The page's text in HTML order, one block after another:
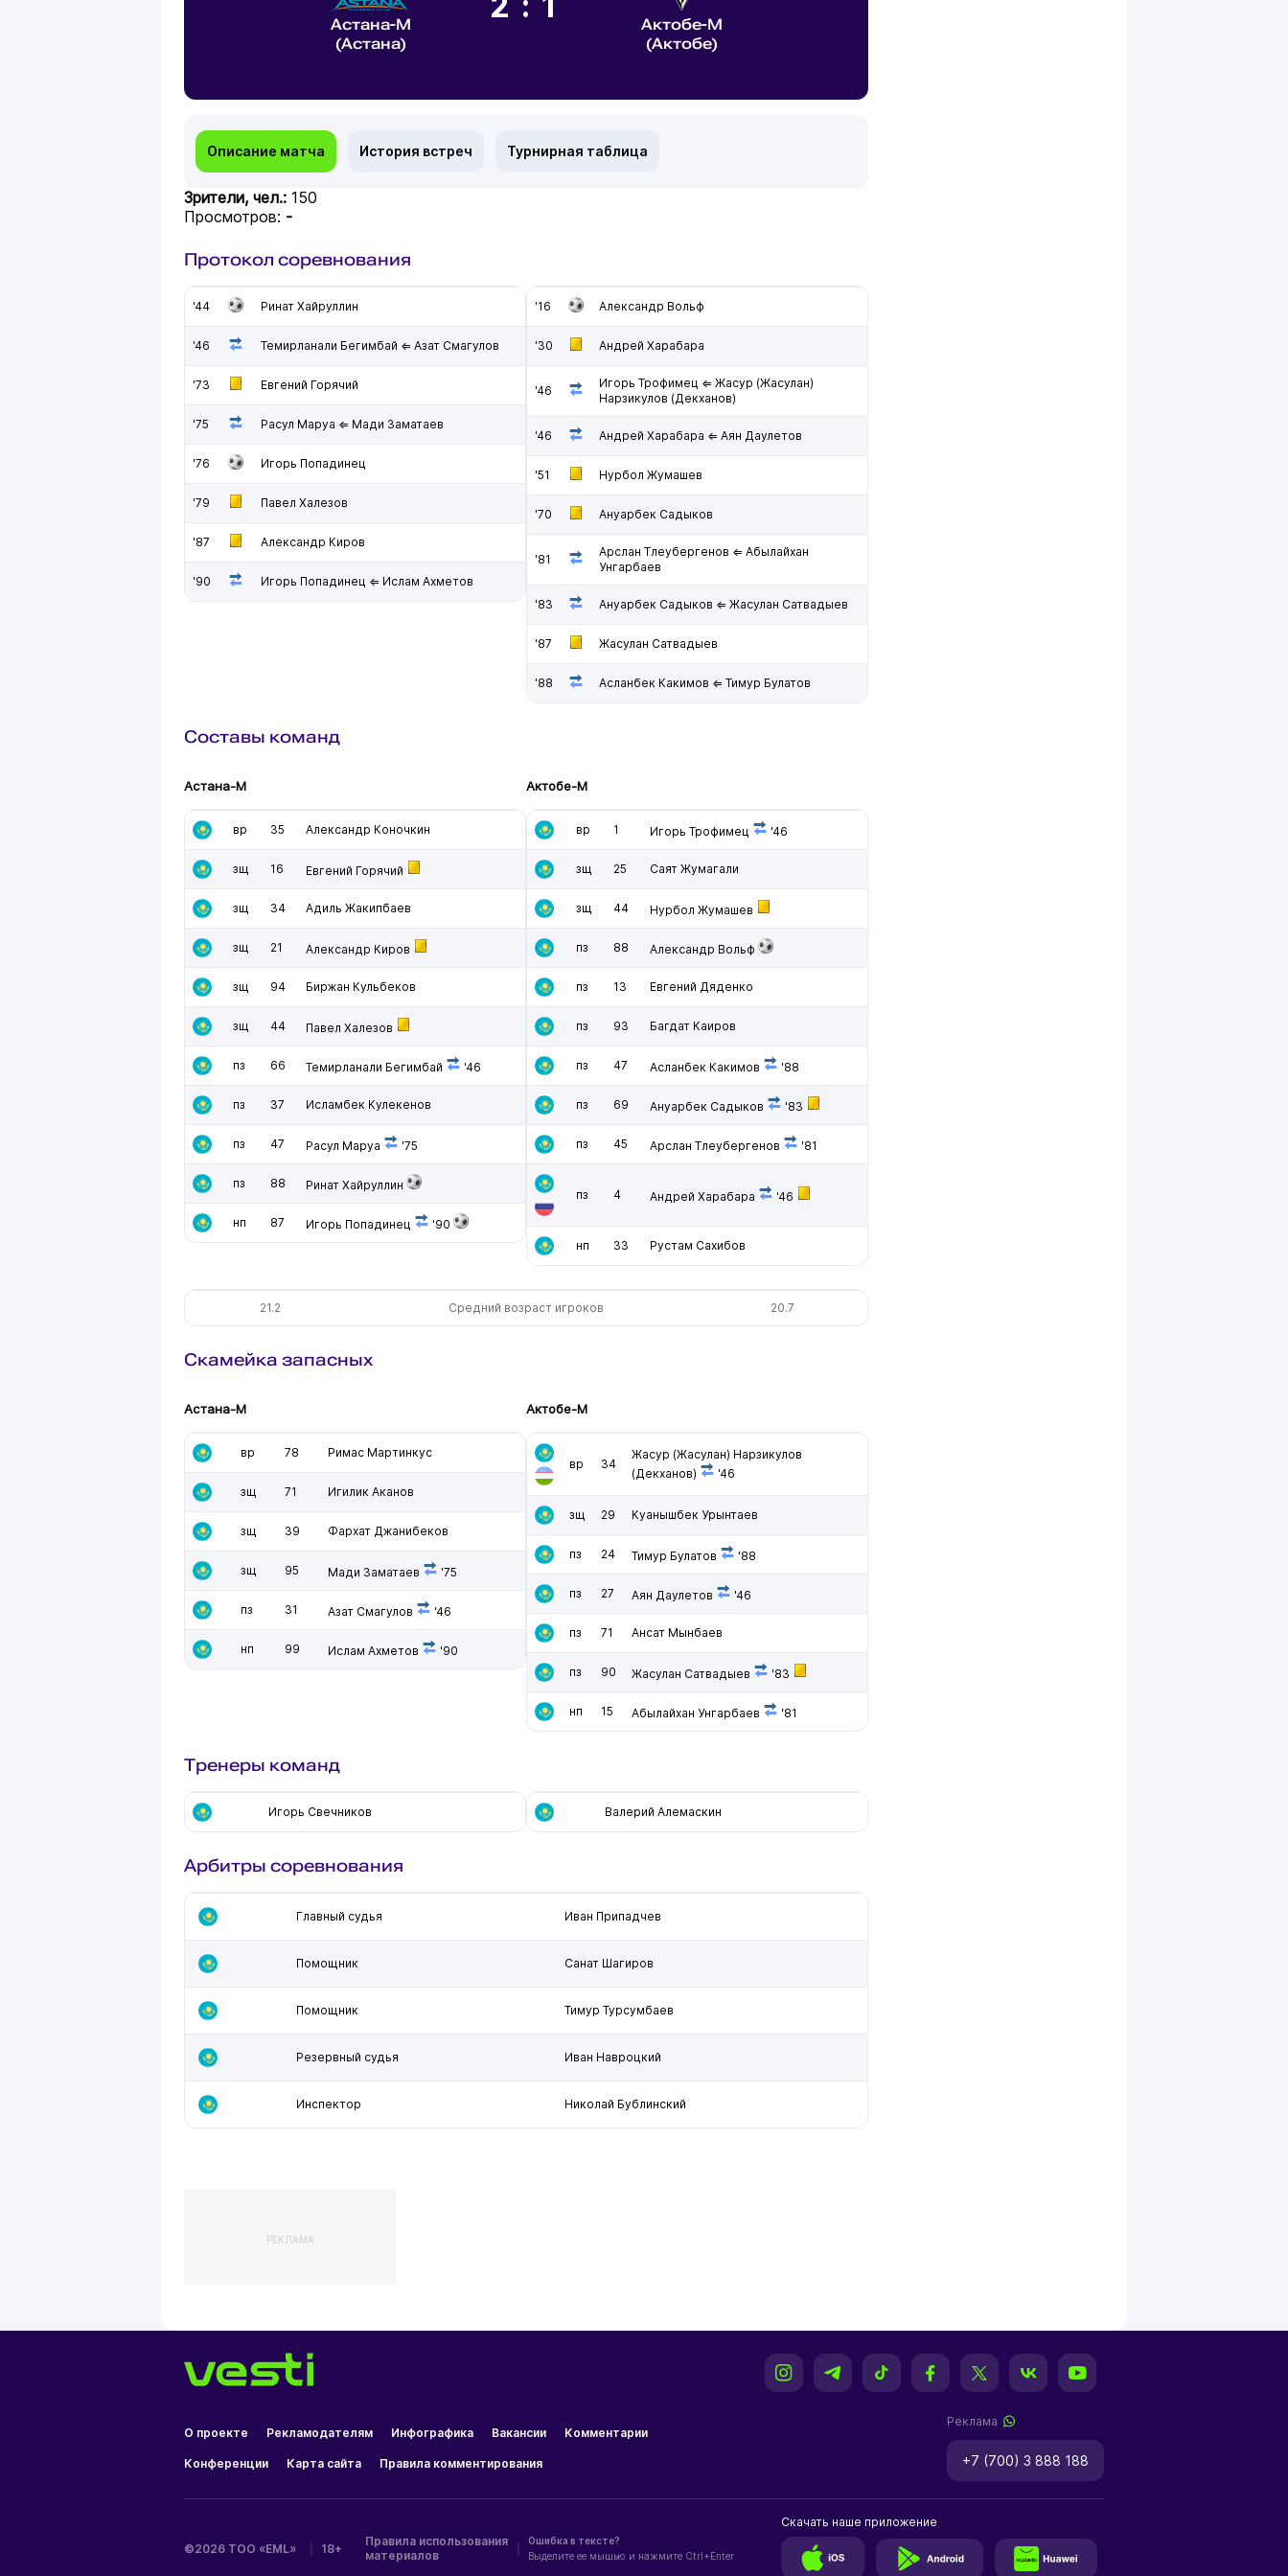
Астана-М
(Астана)
Актобе-М
(Актобе)
Описание матча История встреч Турнирная таблица
Зрители, чел.: 150
Просмотров: -
Протокол соревнования
'44 Ринат Хайруллин
'46 Темирланали Бегимбай ⇐ Азат Смагулов
'73 Евгений Горячий
'75 Расул Маруа ⇐ Мади Заматаев
'76 Игорь Попадинец
'79 Павел Халезов
'87 Александр Киров
'90 Игорь Попадинец ⇐ Ислам Ахметов
'16 Александр Вольф
'30 Андрей Харабара
'46
Игорь Трофимец ⇐ Жасур (Жасулан)
Нарзикулов (Декханов)
'46 Андрей Харабара ⇐ Аян Даулетов
'51 Нурбол Жумашев
'70 Ануарбек Садыков
'81
Арслан Тлеубергенов ⇐ Абылайхан
Унгарбаев
'83 Ануарбек Садыков ⇐ Жасулан Сатвадыев
'87 Жасулан Сатвадыев
'88 Асланбек Какимов ⇐ Тимур Булатов
Составы команд
Астана-М
вр 35 Александр Коночкин
зщ 16 Евгений Горячий
зщ 34 Адиль Жакипбаев
зщ 21 Александр Киров
зщ 94 Биржан Кульбеков
зщ 44 Павел Халезов
пз 66 Темирланали Бегимбай '46
пз 37 Исламбек Кулекенов
пз 47 Расул Маруа '75
пз 88 Ринат Хайруллин
нп 87 Игорь Попадинец '90
Актобе-М
вр 1 Игорь Трофимец '46
зщ 25 Саят Жумагали
зщ 44 Нурбол Жумашев
пз 88 Александр Вольф
пз 13 Евгений Дяденко
пз 93 Багдат Каиров
пз 47 Асланбек Какимов '88
пз 69 Ануарбек Садыков '83
пз 45 Арслан Тлеубергенов '81
пз 4 Андрей Харабара '46
нп 33 Рустам Сахибов
21.2 Средний возраст игроков 20.7
Скамейка запасных
Астана-М
вр 78 Римас Мартинкус
зщ 71 Игилик Аканов
зщ 39 Фархат Джанибеков
зщ 95 Мади Заматаев '75
пз 31 Азат Смагулов '46
нп 99 Ислам Ахметов '90
Актобе-М
вр 34
Жасур (Жасулан) Нарзикулов
(Декханов)
'46
зщ 29 Куанышбек Урынтаев
пз 24 Тимур Булатов '88
пз 27 Аян Даулетов '46
пз 71 Ансат Мынбаев
пз 90 Жасулан Сатвадыев '83
нп 15 Абылайхан Унгарбаев '81
Тренеры команд
Игорь Свечников Валерий Алемаскин
Арбитры соревнования
Главный судья Иван Припадчев
Помощник Санат Шагиров
Помощник Тимур Турсумбаев
Резервный судья Иван Навроцкий
Инспектор Николай Бублинский
РЕКЛАМА
О проекте Рекламодателям Инфографика Вакансии Комментарии
Конференции Карта сайта Правила комментирования
Реклама
+7 (700) 3 888 188
©2026 ТОО «EML» 18+
Правила использования
материалов
Ошибка в тексте?
Выделите ее мышью и нажмите Ctrl+Enter
Скачать наше приложение